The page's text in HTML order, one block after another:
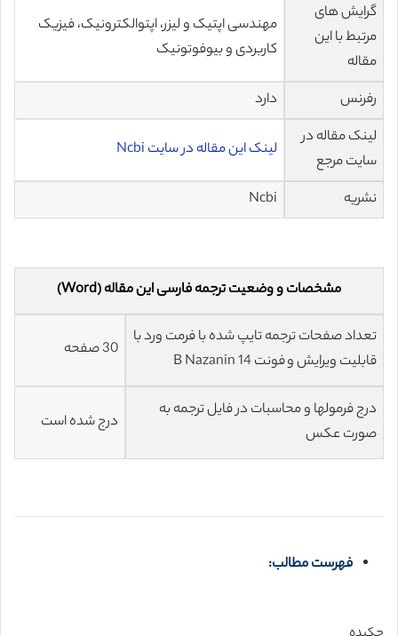
گرایش های
مرتبط با این
مقاله
مهندسی اپتیک و لیزر، اپتوالکترونیک، فیزیک
کاربردی و بیوفوتونیک
رفرنس
دارد
لینک مقاله در
سایت مرجع
لینک این مقاله در سایت Ncbi
نشریه Ncbi
مشخصات و وضعیت ترجمه فارسی این مقاله (Word)
تعداد صفحات ترجمه تایپ شده با فرمت ورد با
قابلیت ویرایش و فونت 14 B Nazanin
30 صفحه
درج فرمولها و محاسبات در فایل ترجمه به
صورت عکس
درج شده است
فهرست مطالب: